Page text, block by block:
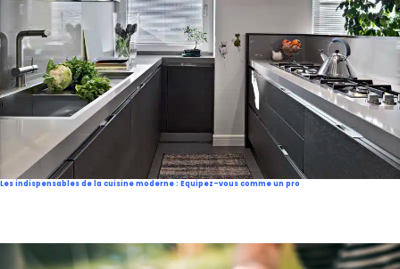
Les indispensables de la cuisine moderne : Equipez-vous comme un pro